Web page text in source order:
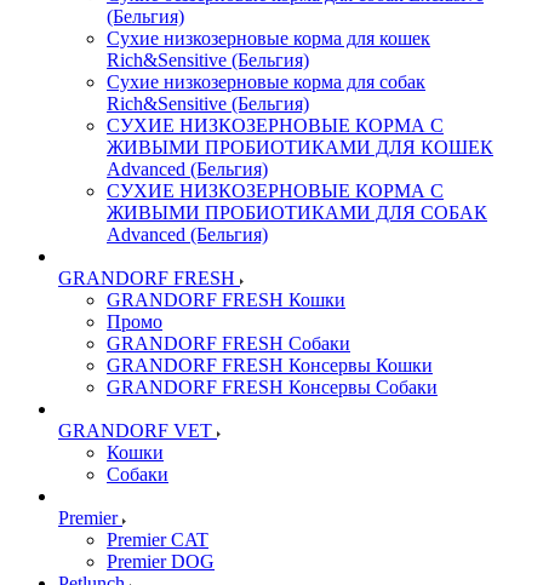
(Бельгия)
Сухие низкозерновые корма для кошек
Rich&Sensitive (Бельгия)
Сухие низкозерновые корма для собак
Rich&Sensitive (Бельгия)
СУХИЕ НИЗКОЗЕРНОВЫЕ КОРМА С
ЖИВЫМИ ПРОБИОТИКАМИ ДЛЯ КОШЕК
Advanced (Бельгия)
СУХИЕ НИЗКОЗЕРНОВЫЕ КОРМА С
ЖИВЫМИ ПРОБИОТИКАМИ ДЛЯ СОБАК
Advanced (Бельгия)
GRANDORF FRESH
GRANDORF FRESH Кошки
Промо
GRANDORF FRESH Собаки
GRANDORF FRESH Консервы Кошки
GRANDORF FRESH Консервы Собаки
GRANDORF VET
Кошки
Собаки
Premier
Premier CAT
Premier DOG